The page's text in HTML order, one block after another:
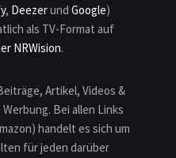
, Deezerund Google)
als TV-Format auf
NRWision.
Artikel, Videos &
Bei allen Links
handelt es sich um
für jeden darüber